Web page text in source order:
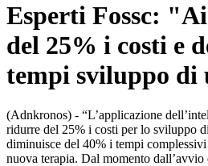
Esperti Fossc:
del 25% i costi e
tempi sviluppo di
(Adnkronos) - “L’applicazione
ridurre del 25% i costi per lo sviluppo
diminuisce del 40% i tempi
nuova terapia. Dal momento dall’avvio